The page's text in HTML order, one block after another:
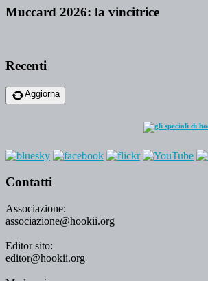
Muccard 2026: la vincitrice
Recenti
Aggiorna
Contatti
Associazione:
associazione@hookii.org
Editor sito:
editor@hookii.org